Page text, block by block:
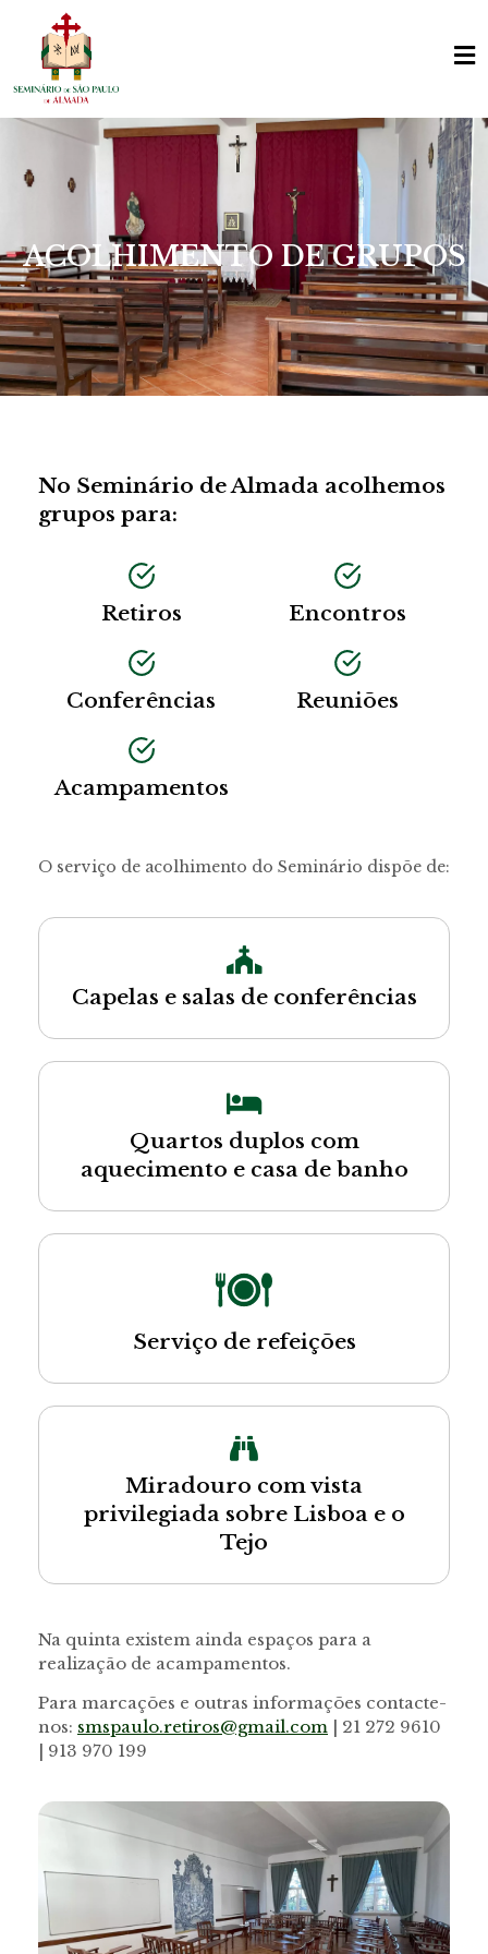
ACOLHIMENTO DE GRUPOS
No Seminário de Almada acolhemos
grupos para:
Retiros Encontros
Conferências Reuniões
Acampamentos
O serviço de acolhimento do Seminário dispõe de:
Capelas e salas de conferências
Quartos duplos com
aquecimento e casa de banho
Serviço de refeições
Miradouro com vista
privilegiada sobre Lisboa e o
Tejo
Na quinta existem ainda espaços para a
realização de acampamentos.
Para marcações e outras informações contacte-
nos: smspaulo.retiros@gmail.com | 21 272 9610
| 913 970 199